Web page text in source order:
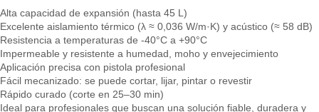
Alta capacidad de expansión (hasta 45 L)
Excelente aislamiento térmico (λ ≈ 0,036 W/m·K) y acústico (≈ 58 dB)
Resistencia a temperaturas de -40°C a +90°C
Impermeable y resistente a humedad, moho y envejecimiento
Aplicación precisa con pistola profesional
Fácil mecanizado: se puede cortar, lijar, pintar o revestir
Rápido curado (corte en 25–30 min)
Ideal para profesionales que buscan una solución fiable, duradera y